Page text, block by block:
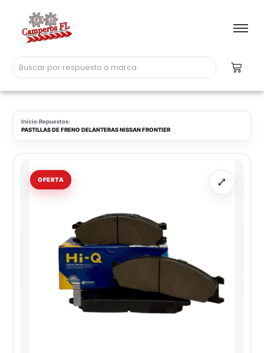
Inicio›Repuestos›
PASTILLAS DE FRENO DELANTERAS NISSAN FRONTIER
OFERTA ⤢